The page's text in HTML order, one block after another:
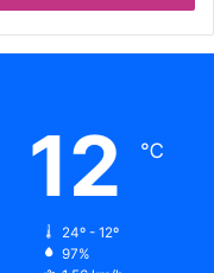
12 ℃
24º - 12º
97%